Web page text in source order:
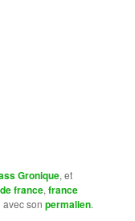
Gronique, et
france,france
avec sonpermalien.